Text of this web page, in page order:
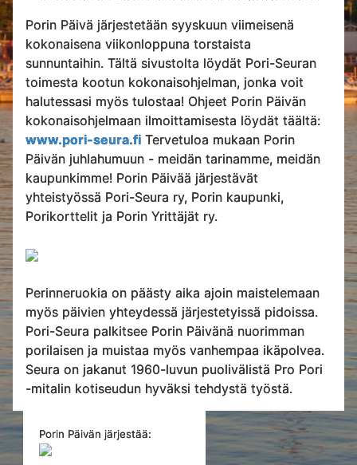
Porin Päivä järjestetään syyskuun viimeisenä
kokonaisena viikonloppuna torstaista
sunnuntaihin. Tältä sivustolta löydät Pori-Seuran
toimesta kootun kokonaisohjelman, jonka voit
halutessasi myös tulostaa! Ohjeet Porin Päivän
kokonaisohjelmaan ilmoittamisesta löydät täältä:
www.pori-seura.fi Tervetuloa mukaan Porin
Päivän juhlahumuun - meidän tarinamme, meidän
kaupunkimme! Porin Päivää järjestävät
yhteistyössä Pori-Seura ry, Porin kaupunki,
Porikorttelit ja Porin Yrittäjät ry.
Perinneruokia on päästy aika ajoin maistelemaan
myös päivien yhteydessä järjestetyissä pidoissa.
Pori-Seura palkitsee Porin Päivänä nuorimman
porilaisen ja muistaa myös vanhempaa ikäpolvea.
Seura on jakanut 1960-luvun puolivälistä Pro Pori
-mitalin kotiseudun hyväksi tehdystä työstä.
Porin Päivän järjestää: